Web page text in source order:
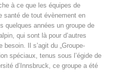
à ce que les équipes de
santé de tout évènement en
quelques années un groupe de
qui sont là pour d’autres
Il s’agit du „Groupe-
spéciaux, tenus sous l’égide de
d’Innsbruck, ce groupe a été